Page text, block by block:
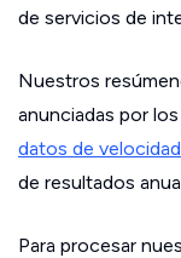
de servicios de
Nuestros
anunciadas por
datos de velocidad
de resultados
Para procesar